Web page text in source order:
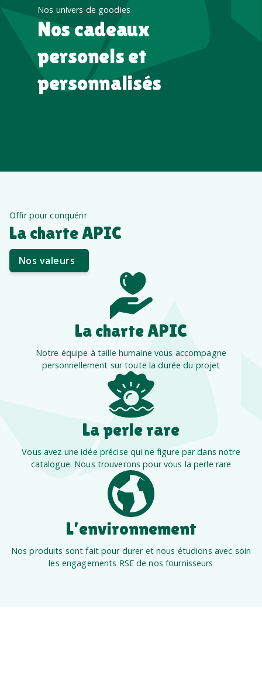
Nos univers de goodies
Nos cadeaux
personels et
personnalisés
Offir pour conquérir
La charte APIC
Nos valeurs
La charte APIC
Notre équipe à taille humaine vous accompagne
personnellement sur toute la durée du projet
La perle rare
Vous avez une idée précise qui ne figure par dans notre
catalogue. Nous trouverons pour vous la perle rare
L’environnement
Nos produits sont fait pour durer et nous étudions avec soin
les engagements RSE de nos fournisseurs